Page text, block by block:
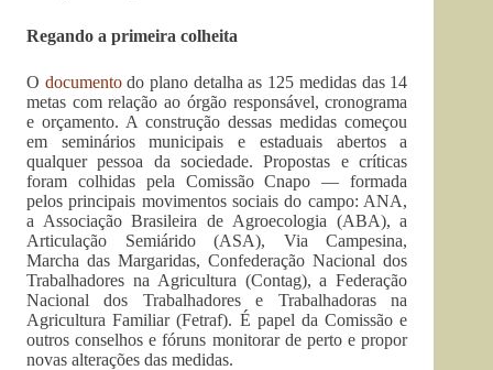
Regando a primeira colheita
O documentodo plano detalha as 125 medidas das 14
metas com relação ao órgão responsável, cronograma
e orçamento. A construção dessas medidas começou
em seminários municipais e estaduais abertos a
qualquer pessoa da sociedade. Propostas e críticas
foram colhidas pela Comissão Cnapo — formada
pelos principais movimentos sociais do campo: ANA,
a Associação Brasileira de Agroecologia (ABA), a
Articulação Semiárido (ASA), Via Campesina,
Marcha das Margaridas, Confederação Nacional dos
Trabalhadores na Agricultura (Contag), a Federação
Nacional dos Trabalhadores e Trabalhadoras na
Agricultura Familiar (Fetraf). É papel da Comissão e
outros conselhos e fóruns monitorar de perto e propor
novas alterações das medidas.